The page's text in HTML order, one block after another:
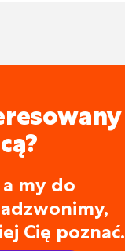
my do
Cię poznać.